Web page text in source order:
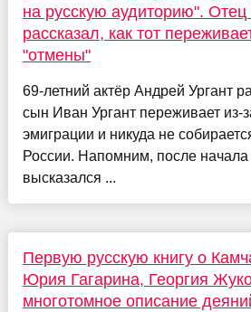
на русскую аудиторию".
рассказал, как тот
"отмены"
69-летний актёр Андрей Ургант
сын Иван Ургант переживает из-
эмиграции и никуда не
России. Напомним, после
высказался ...
Первую русскую книгу о
Юрия Гагарина, Георгия
многотомное описание